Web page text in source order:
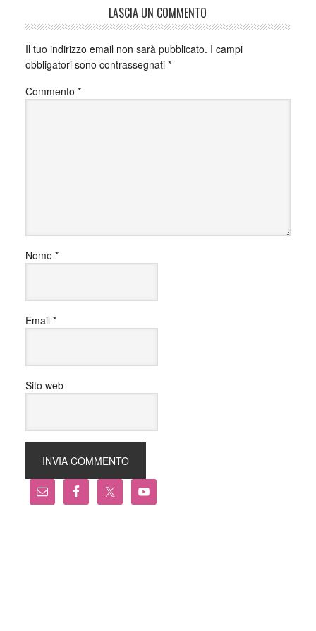
LASCIA UN COMMENTO
Il tuo indirizzo email non sarà pubblicato. I campi
obbligatori sono contrassegnati *
Commento *
Nome *
Email *
Sito web